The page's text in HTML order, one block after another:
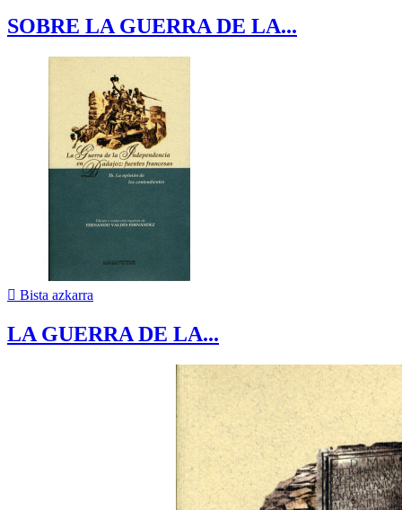
SOBRE LA GUERRA DE LA...
 Bista azkarra
LA GUERRA DE LA...